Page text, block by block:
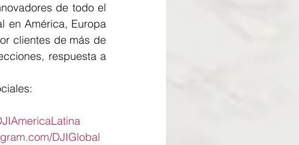
de todo el
en América, Europa
clientes de más de
respuesta a
DJIGlobal